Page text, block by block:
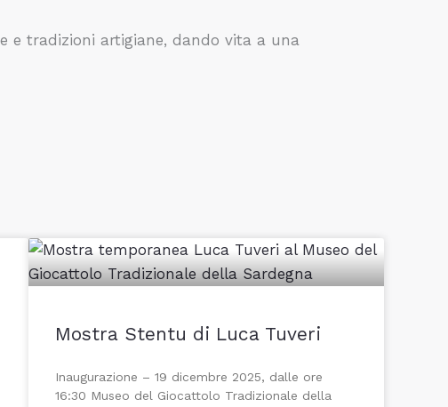
e tradizioni artigiane, dando vita a una
Mostra Stentu di Luca Tuveri
Inaugurazione – 19 dicembre 2025, dalle ore
16:30 Museo del Giocattolo Tradizionale della